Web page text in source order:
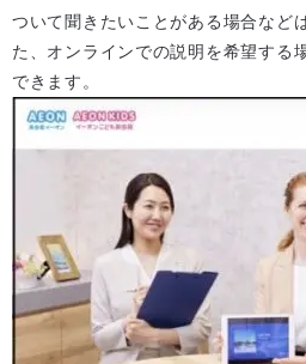
ついて聞きたいことがある場合など
た、オンラインでの説明を希望する
できます。